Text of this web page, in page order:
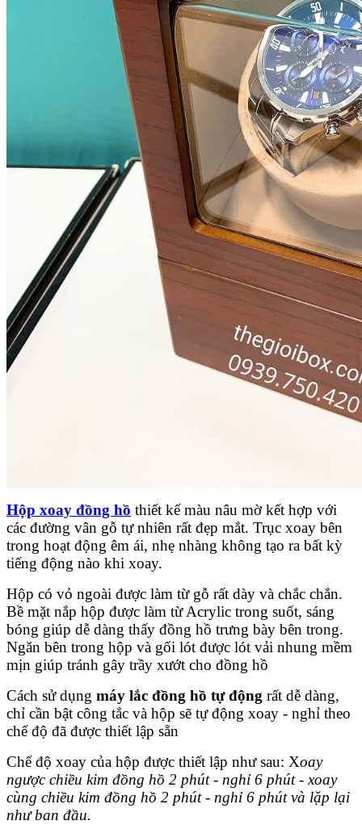
Hộp xoay đồng hồ thiết kế màu nâu mờ kết hợp với
các đường vân gỗ tự nhiên rất đẹp mắt. Trục xoay bên
trong hoạt động êm ái, nhẹ nhàng không tạo ra bất kỳ
tiếng động nào khi xoay.
Hộp có vỏ ngoài được làm từ gỗ rất dày và chắc chắn.
Bề mặt nắp hộp được làm từ Acrylic trong suốt, sáng
bóng giúp dễ dàng thấy đồng hồ trưng bày bên trong.
Ngăn bên trong hộp và gối lót được lót vải nhung mềm
mịn giúp tránh gây trầy xướt cho đồng hồ
Cách sử dụng máy lắc đồng hồ tự động rất dễ dàng,
chỉ cần bật công tắc và hộp sẽ tự động xoay - nghỉ theo
chế độ đã được thiết lập sẵn
Chế độ xoay của hộp được thiết lập như sau: Xoay
ngược chiều kim đồng hồ 2 phút - nghỉ 6 phút - xoay
cùng chiều kim đồng hồ 2 phút - nghỉ 6 phút và lặp lại
như ban đầu.